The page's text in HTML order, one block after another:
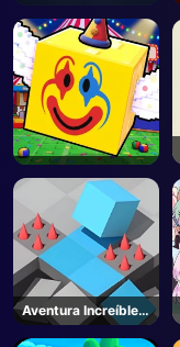
Aventura Increíble
Cubo